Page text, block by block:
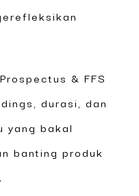
& FFS
durasi, dan
yang bakal
banting produk